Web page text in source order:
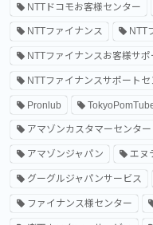
NTTドコモお客様センター
NTTファイナンス NTT
NTTファイナンスお客様サ
NTTファイナンスサポートセ
Pronlub
アマゾンカスタマーセンター
アマゾンジャパン エヌ
グーグルジャパンサービス
ファイナンス様センター